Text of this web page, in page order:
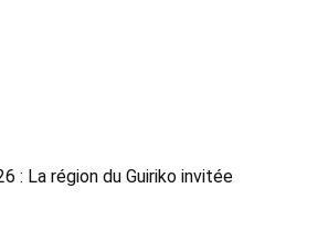
: La région du Guiriko invitée